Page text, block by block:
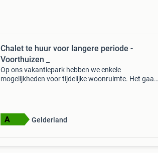
Chalet te huur voor langere periode -
Voorthuizen _
Op ons vakantiepark hebben we enkele
mogelijkheden voor tijdelijke woonruimte. Het gaat
Gelderland